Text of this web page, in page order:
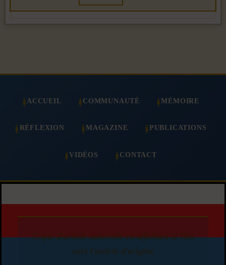
ACCUEIL COMMUNAUTÉ MÉMOIRE
RÉFLEXION MAGAZINE PUBLICATIONS
VIDÉOS CONTACT
Copie d'article autorisée en affichant le lien
vers l'article d'origine